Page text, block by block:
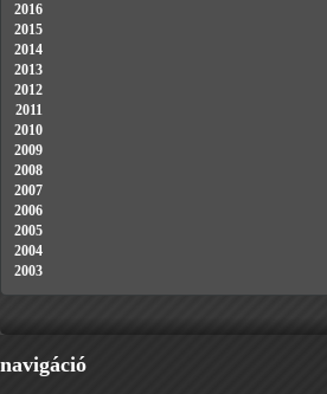
2016
2015
2014
2013
2012
2011
2010
2009
2008
2007
2006
2005
2004
2003
navigáció